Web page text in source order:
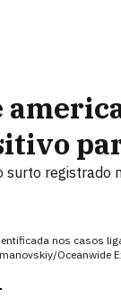
surto registrado
nos casos
Oceanwide